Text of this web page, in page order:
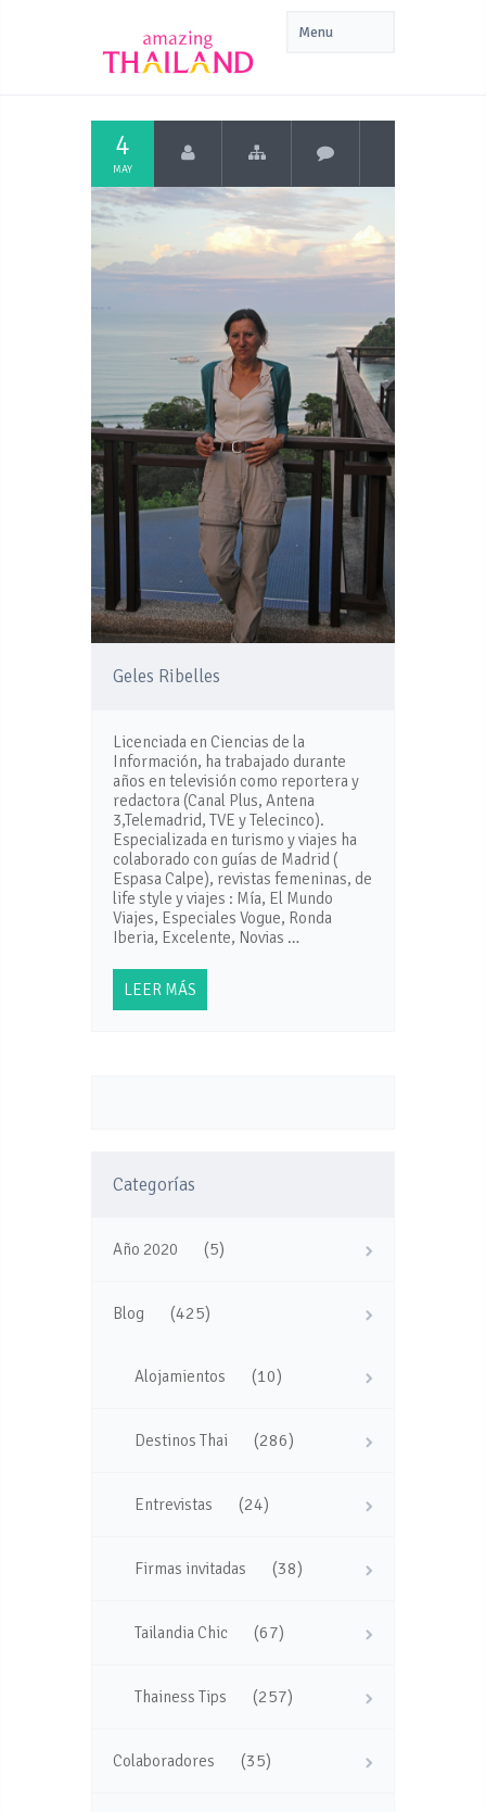
4
MAY
Geles Ribelles
Licenciada en Ciencias de la
Información, ha trabajado durante
años en televisión como reportera y
redactora (Canal Plus, Antena
3,Telemadrid, TVE y Telecinco).
Especializada en turismo y viajes ha
colaborado con guías de Madrid (
Espasa Calpe), revistas femeninas, de
life style y viajes : Mía, El Mundo
Viajes, Especiales Vogue, Ronda
Iberia, Excelente, Novias …
LEER MÁS
Categorías
Año 2020 (5)
Blog (425)
Alojamientos (10)
Destinos Thai (286)
Entrevistas (24)
Firmas invitadas (38)
Tailandia Chic (67)
Thainess Tips (257)
Colaboradores (35)